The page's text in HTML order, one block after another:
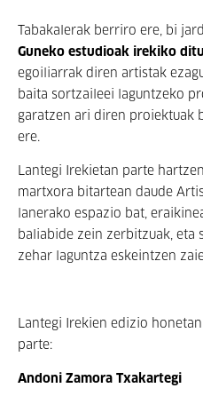
Tabakalerak berriro ere, bi
Guneko estudioak irekiko ditu
egoiliarrak diren artistak
baita sortzaileei laguntzeko
garatzen ari diren proiektuak
ere.
Lantegi Irekietan parte
martxora bitartean daude
lanerako espazio bat,
baliabide zein zerbitzuak, eta
zehar laguntza eskeintzen
Lantegi Irekien edizio
parte:
Andoni Zamora Txakartegi